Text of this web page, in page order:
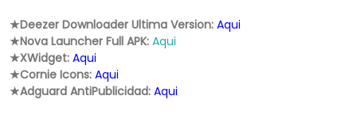
★Deezer Downloader Ultima Version: Aqui
★Nova Launcher Full APK: Aqui
★XWidget: Aqui
★Cornie Icons: Aqui
★Adguard AntiPublicidad: Aqui